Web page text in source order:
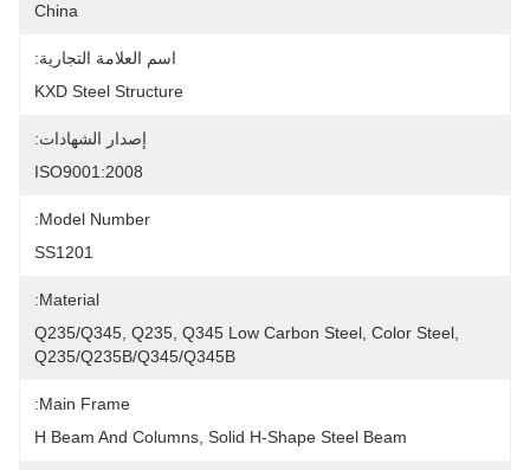
China
اسم العلامة التجارية:
KXD Steel Structure
إصدار الشهادات:
ISO9001:2008
Model Number:
SS1201
Material:
Q235/Q345, Q235, Q345 Low Carbon Steel, Color Steel,
Q235/Q235B/Q345/Q345B
Main Frame:
H Beam And Columns, Solid H-Shape Steel Beam